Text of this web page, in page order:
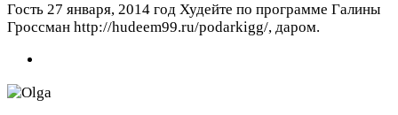
Гость 27 января, 2014 год Худейте по программе Галины
Гроссман http://hudeem99.ru/podarkigg/, даром.